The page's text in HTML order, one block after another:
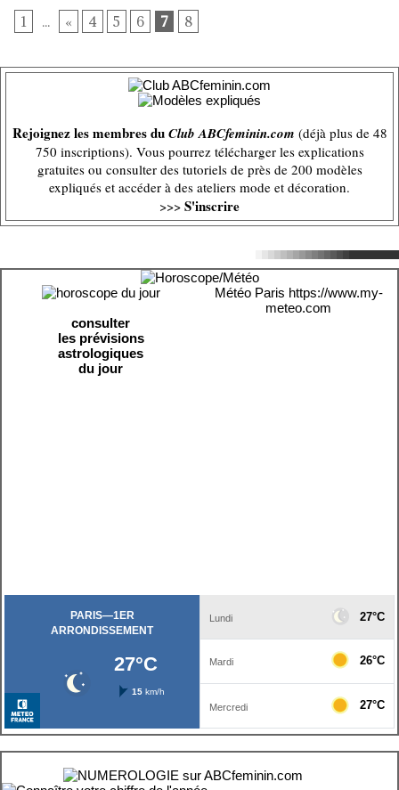
1 ... « 4 5 6 7 8
Rejoignez les membres duClub ABCfeminin.com (déjà plus de 48
750 inscriptions). Vous pourrez télécharger les explications
gratuites ou consulter des tutoriels de près de 200 modèles
expliqués et accéder à des ateliers mode et décoration.
>>> S'inscrire
consulter
les prévisions
astrologiques
du jour
Météo Paris https://www.my-
meteo.com